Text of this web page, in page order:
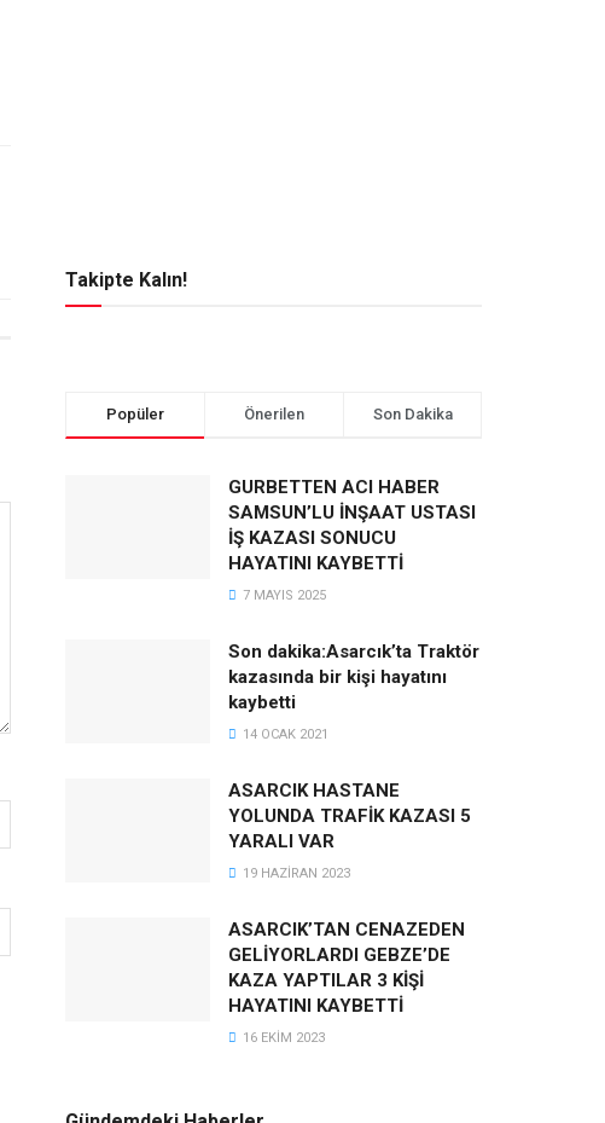
Takipte Kalın!
Popüler Önerilen Son Dakika
GURBETTEN ACI HABER
SAMSUN’LU İNŞAAT USTASI
İŞ KAZASI SONUCU
HAYATINI KAYBETTİ
7 MAYIS 2025
Son dakika:Asarcık’ta Traktör
kazasında bir kişi hayatını
kaybetti
14 OCAK 2021
ASARCIK HASTANE
YOLUNDA TRAFİK KAZASI 5
YARALI VAR
19 HAZIRAN 2023
ASARCIK’TAN CENAZEDEN
GELİYORLARDI GEBZE’DE
KAZA YAPTILAR 3 KİŞİ
HAYATINI KAYBETTİ
16 EKIM 2023